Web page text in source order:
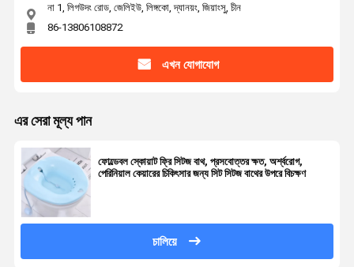
না 1, লিগউদং রোড, জেলিইউ, লিঙ্গকো, দ্যানয়ং, জিয়াংসু, চীন
86-13806108872
এখন যোগাযোগ
এর সেরা মূল্য পান
ফোল্ডেবল স্কোয়াট ফ্রি সিটজ বাথ, প্রসবোত্তর ক্ষত, অর্শ্বরোগ,
পেরিনিয়াল কেয়ারের চিকিৎসার জন্য সিট সিটজ বাথের উপরে বিচক্ষণ
চালিয়ে